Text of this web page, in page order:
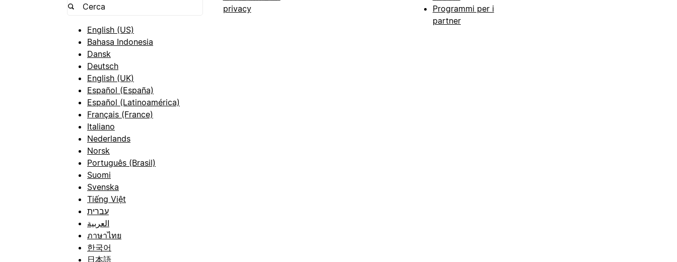
English (US)
Bahasa Indonesia
Dansk
Deutsch
English (UK)
Español (España)
Español (Latinoamérica)
Français (France)
Italiano
Nederlands
Norsk
Português (Brasil)
Suomi
Svenska
Tiếng Việt
עברית
العربية
ภาษาไทย
한국어
日本語
privacy
Programmi per i
partner